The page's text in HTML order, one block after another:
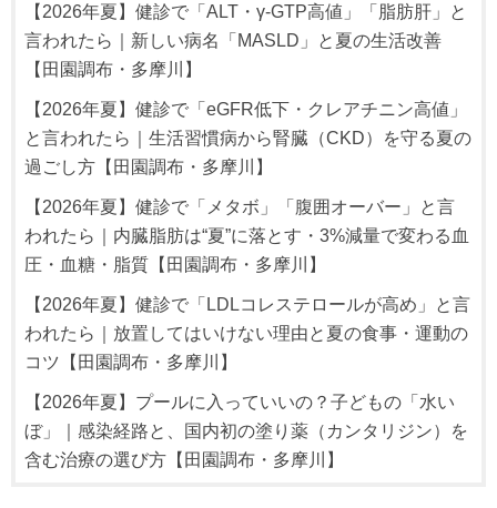
【2026年夏】健診で「ALT・γ-GTP高値」「脂肪肝」と
言われたら｜新しい病名「MASLD」と夏の生活改善
【田園調布・多摩川】
【2026年夏】健診で「eGFR低下・クレアチニン高値」
と言われたら｜生活習慣病から腎臓（CKD）を守る夏の
過ごし方【田園調布・多摩川】
【2026年夏】健診で「メタボ」「腹囲オーバー」と言
われたら｜内臓脂肪は“夏”に落とす・3%減量で変わる血
圧・血糖・脂質【田園調布・多摩川】
【2026年夏】健診で「LDLコレステロールが高め」と言
われたら｜放置してはいけない理由と夏の食事・運動の
コツ【田園調布・多摩川】
【2026年夏】プールに入っていいの？子どもの「水い
ぼ」｜感染経路と、国内初の塗り薬（カンタリジン）を
含む治療の選び方【田園調布・多摩川】